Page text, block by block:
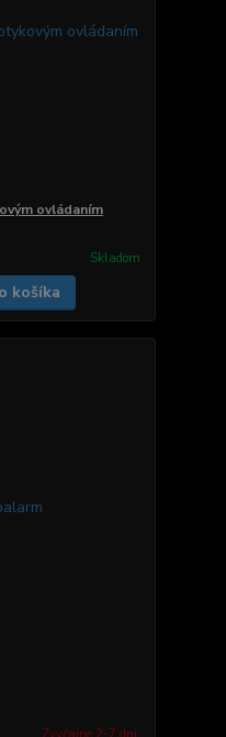
ovládaním
Skladom
košíka